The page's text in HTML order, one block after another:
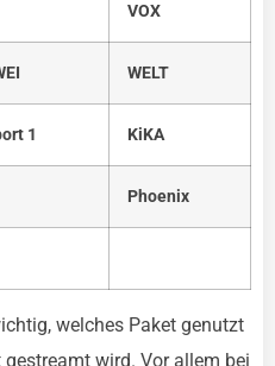
VOX
WELT
1 KiKA
Phoenix
welches Paket genutzt
wird. Vor allem bei